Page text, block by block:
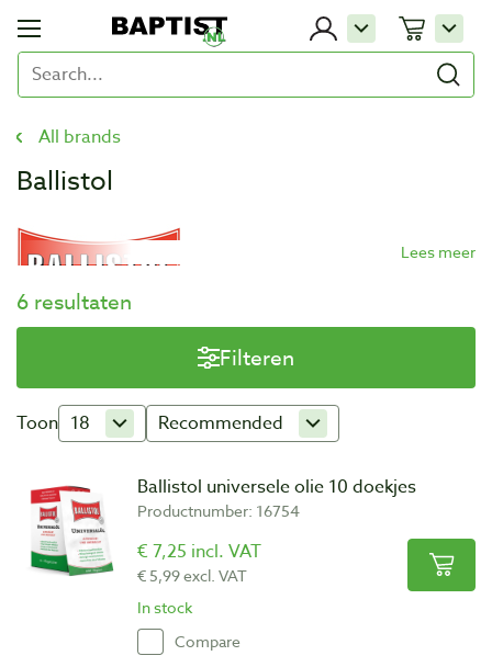
All brands
Ballistol
6 resultaten
Filteren
Toon 18 Recommended
Ballistol universele olie 10 doekjes
Productnumber: 16754
€ 7,25 incl. VAT
€ 5,99 excl. VAT
In stock
Compare